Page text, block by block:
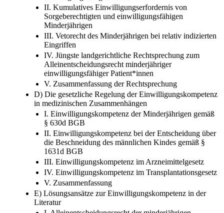
II. Kumulatives Einwilligungserfordernis von
Sorgeberechtigten und einwilligungsfähigen
Minderjährigen
III. Vetorecht des Minderjährigen bei relativ indizierten
Eingriffen
IV. Jüngste landgerichtliche Rechtsprechung zum
Alleinentscheidungsrecht minderjähriger
einwilligungsfähiger Patient*innen
V. Zusammenfassung der Rechtsprechung
D) Die gesetzliche Regelung der Einwilligungskompetenz
in medizinischen Zusammenhängen
I. Einwilligungskompetenz der Minderjährigen gemäß
§ 630d BGB
II. Einwilligungskompetenz bei der Entscheidung über
die Beschneidung des männlichen Kindes gemäß §
1631d BGB
III. Einwilligungskompetenz im Arzneimittelgesetz
IV. Einwilligungskompetenz im Transplantationsgesetz
V. Zusammenfassung
E) Lösungsansätze zur Einwilligungskompetenz in der
Literatur